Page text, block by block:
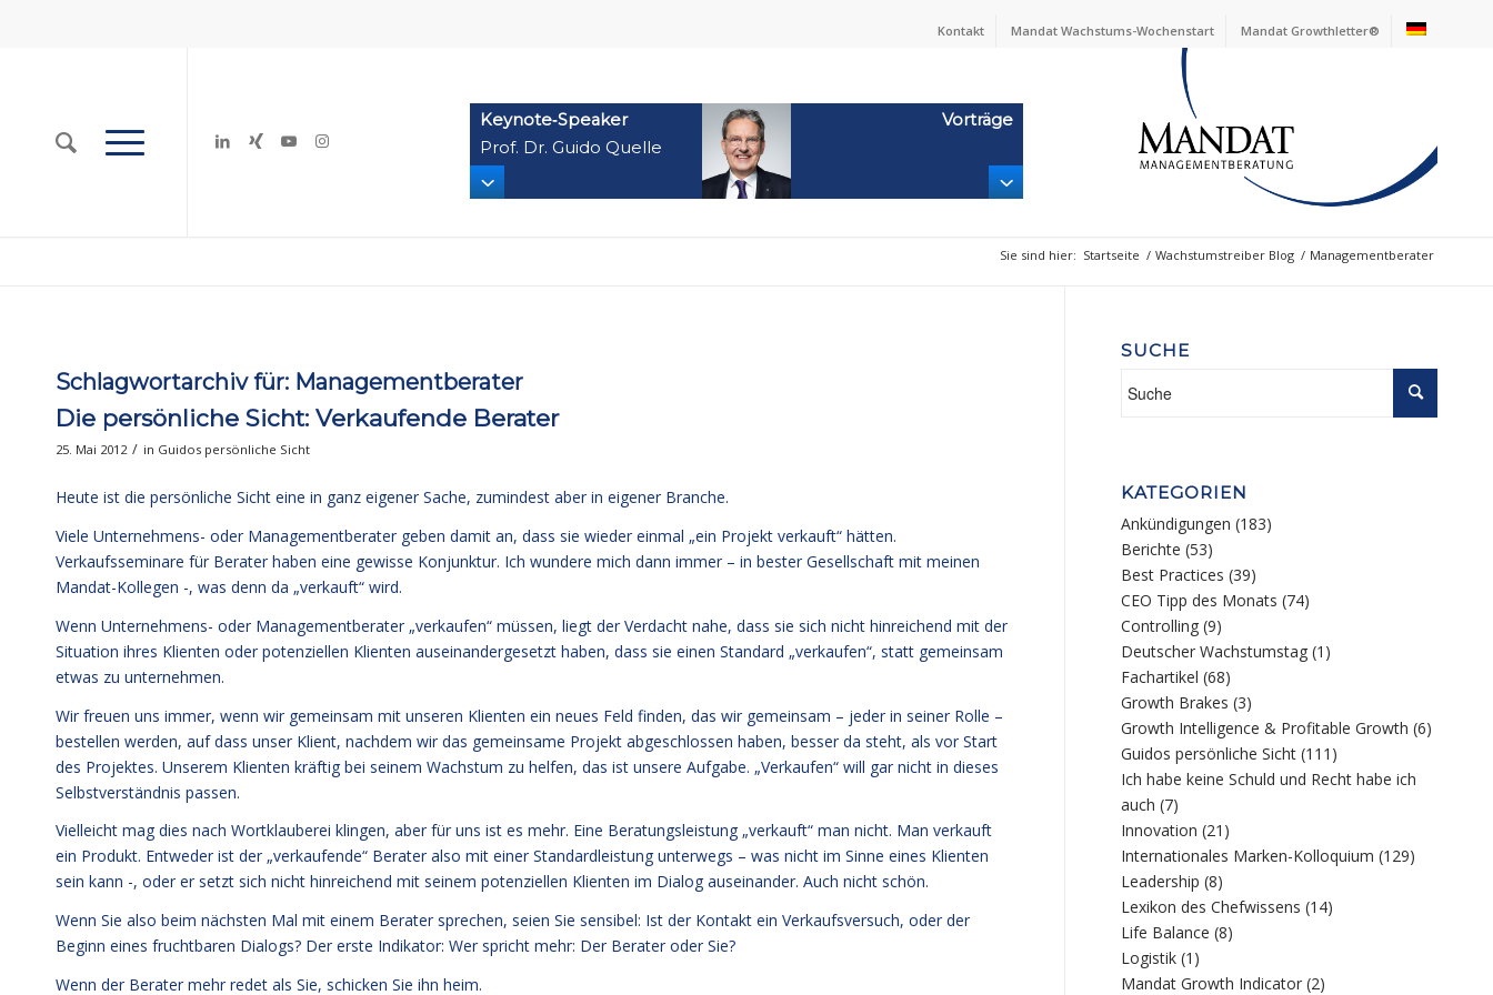
Kontakt Mandat Wachstums-Wochenstart Mandat Growthletter®
Keynote‑Speaker
Prof. Dr. Guido Quelle
Vorträge
Sie sind hier: Startseite / Wachstumstreiber Blog / Managementberater
Schlagwortarchiv für: Managementberater
Die persönliche Sicht: Verkaufende Berater
25. Mai 2012 / in Guidos persönliche Sicht
Heute ist die persönliche Sicht eine in ganz eigener Sache, zumindest aber in eigener Branche.
Viele Unternehmens- oder Managementberater geben damit an, dass sie wieder einmal „ein Projekt verkauft“ hätten.
Verkaufsseminare für Berater haben eine gewisse Konjunktur. Ich wundere mich dann immer – in bester Gesellschaft mit meinen
Mandat-Kollegen -, was denn da „verkauft“ wird.
Wenn Unternehmens- oder Managementberater „verkaufen“ müssen, liegt der Verdacht nahe, dass sie sich nicht hinreichend mit der
Situation ihres Klienten oder potenziellen Klienten auseinandergesetzt haben, dass sie einen Standard „verkaufen“, statt gemeinsam
etwas zu unternehmen.
Wir freuen uns immer, wenn wir gemeinsam mit unseren Klienten ein neues Feld finden, das wir gemeinsam – jeder in seiner Rolle –
bestellen werden, auf dass unser Klient, nachdem wir das gemeinsame Projekt abgeschlossen haben, besser da steht, als vor Start
des Projektes. Unserem Klienten kräftig bei seinem Wachstum zu helfen, das ist unsere Aufgabe. „Verkaufen“ will gar nicht in dieses
Selbstverständnis passen.
Vielleicht mag dies nach Wortklauberei klingen, aber für uns ist es mehr. Eine Beratungsleistung „verkauft“ man nicht. Man verkauft
ein Produkt. Entweder ist der „verkaufende“ Berater also mit einer Standardleistung unterwegs – was nicht im Sinne eines Klienten
sein kann -, oder er setzt sich nicht hinreichend mit seinem potenziellen Klienten im Dialog auseinander. Auch nicht schön.
Wenn Sie also beim nächsten Mal mit einem Berater sprechen, seien Sie sensibel: Ist der Kontakt ein Verkaufsversuch, oder der
Beginn eines fruchtbaren Dialogs? Der erste Indikator: Wer spricht mehr: Der Berater oder Sie?
Wenn der Berater mehr redet als Sie, schicken Sie ihn heim.
SUCHE
KATEGORIEN
Ankündigungen (183)
Berichte (53)
Best Practices (39)
CEO Tipp des Monats (74)
Controlling (9)
Deutscher Wachstumstag (1)
Fachartikel (68)
Growth Brakes (3)
Growth Intelligence & Profitable Growth (6)
Guidos persönliche Sicht (111)
Ich habe keine Schuld und Recht habe ich
auch (7)
Innovation (21)
Internationales Marken-Kolloquium (129)
Leadership (8)
Lexikon des Chefwissens (14)
Life Balance (8)
Logistik (1)
Mandat Growth Indicator (2)